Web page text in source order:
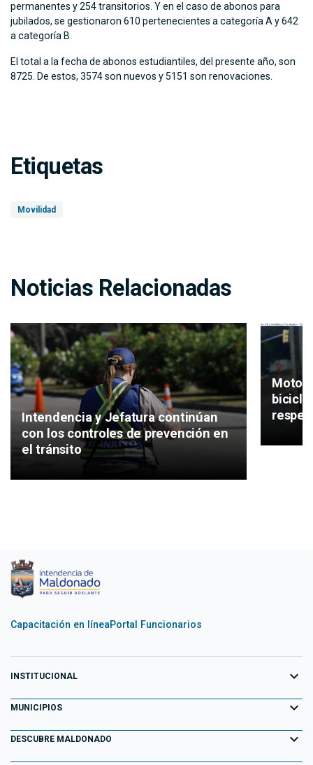
permanentes y 254 transitorios. Y en el caso de abonos para
jubilados, se gestionaron 610 pertenecientes a categoría A y 642
a categoría B.
El total a la fecha de abonos estudiantiles, del presente año, son
8725. De estos, 3574 son nuevos y 5151 son renovaciones.
Etiquetas
Movilidad
Noticias Relacionadas
Intendencia y Jefatura continúan
con los controles de prevención en
el tránsito
Capacitación en líneaPortal Funcionarios
INSTITUCIONAL expand_more
Equipo de Gobierno
Primeros 100 días
MUNICIPIOS expand_more
Aiguá
Garzón
DESCUBRE MALDONADO expand_more